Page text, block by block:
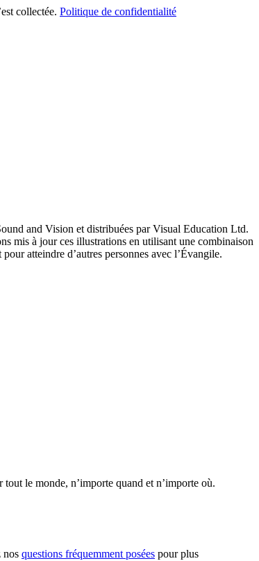
collectée. Politique de confidentialité
and Vision et distribuées par Visual Education Ltd.
mis à jour ces illustrations en utilisant une combinaison
atteindre d’autres personnes avec l’Évangile.
le monde, n’importe quand et n’importe où.
nos questions fréquemment posées pour plus